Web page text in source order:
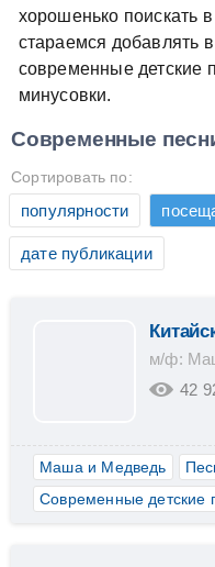
хорошенько поискать
стараемся добавлять
современные детские
минусовки.
Современные
Сортировать по:
популярности
дате публикации
м/ф:
42
Маша и Медведь
Современные детские